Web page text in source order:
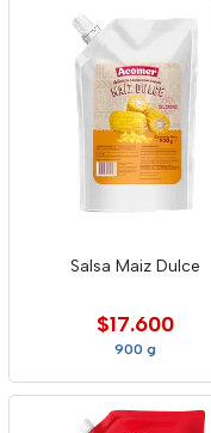
Salsa Maiz Dulce
$17.600
900 g